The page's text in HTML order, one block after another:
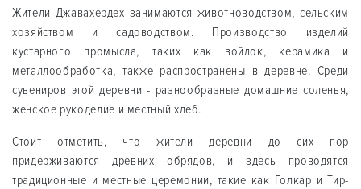
Жители Джавахердех занимаются животноводством, сельским
хозяйством и садоводством. Производство изделий
кустарного промысла, таких как войлок, керамика и
металлообработка, также распространены в деревне. Среди
сувениров этой деревни - разнообразные домашние соленья,
женское рукоделие и местный хлеб.
Стоит отметить, что жители деревни до сих пор
придерживаются древних обрядов, и здесь проводятся
традиционные и местные церемонии, такие как Голкар и Тир-